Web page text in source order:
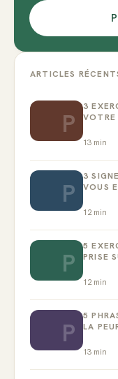
ARTICLES
P
3
VOTRE
13 min
P
3
VOUS
12min
P
5
PRISE
12min
P
5
LA
13 min